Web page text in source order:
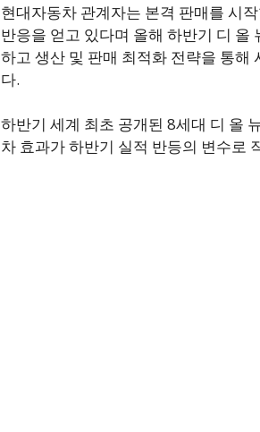
현대자동차 관계자는 본격 판매를 시
반응을 얻고 있다며 올해 하반기 디 올
하고 생산 및 판매 최적화 전략을 통해
다.
하반기 세계 최초 공개된 8세대 디 올
차 효과가 하반기 실적 반등의 변수로